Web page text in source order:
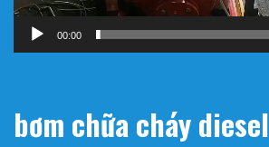
00:00
bơm chữa cháy diesel